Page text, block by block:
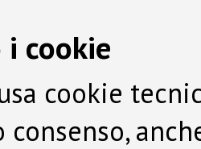
cookie
cookie
consenso,